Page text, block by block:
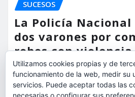
SUCESOS
La Policía
dos varones por
robos con
misma mañana
torrent al dia Ago 7,
Utilizamos cookies propias y de
funcionamiento de la web, medir su
servicios. Puede aceptar todas las
necesarias o configurar sus